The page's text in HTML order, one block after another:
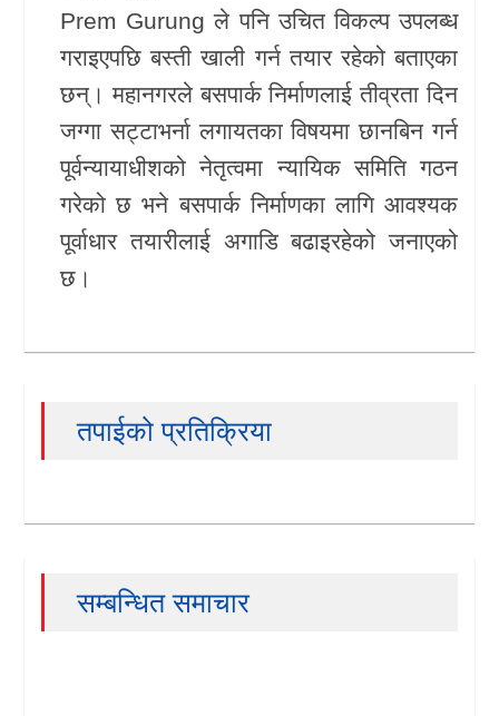
Prem Gurung ले पनि उचित विकल्प उपलब्ध
गराइएपछि बस्ती खाली गर्न तयार रहेको बताएका
छन्। महानगरले बसपार्क निर्माणलाई तीव्रता दिन
जग्गा सट्टाभर्ना लगायतका विषयमा छानबिन गर्न
पूर्वन्यायाधीशको नेतृत्वमा न्यायिक समिति गठन
गरेको छ भने बसपार्क निर्माणका लागि आवश्यक
पूर्वाधार तयारीलाई अगाडि बढाइरहेको जनाएको
छ।
तपाईको प्रतिक्रिया
सम्बन्धित समाचार